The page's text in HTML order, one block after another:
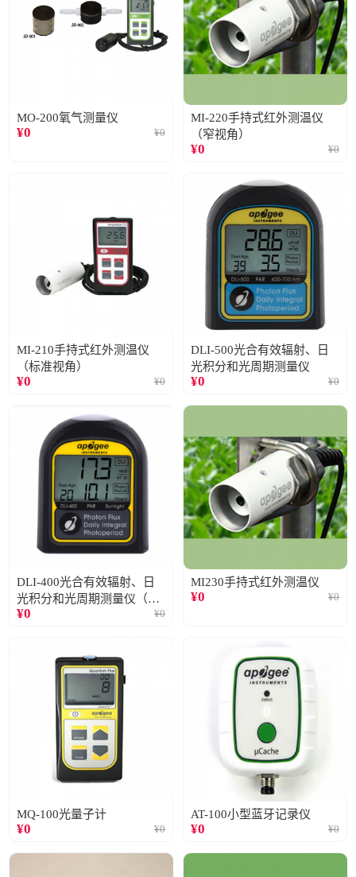
MO-200氧气测量仪
¥0 ¥0
MI-220手持式红外测温仪
（窄视角）
¥0 ¥0
MI-210手持式红外测温仪
（标准视角）
¥0 ¥0
DLI-500光合有效辐射、日
光积分和光周期测量仪
¥0 ¥0
DLI-400光合有效辐射、日
光积分和光周期测量仪（仅
阳光）
¥0 ¥0
MI230手持式红外测温仪
¥0 ¥0
MQ-100光量子计
¥0 ¥0
AT-100小型蓝牙记录仪
¥0 ¥0